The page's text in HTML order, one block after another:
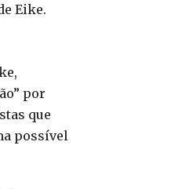
Eike.
por
que
possível